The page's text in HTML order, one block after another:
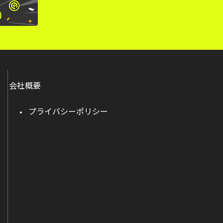
会社概要
プライバシーポリシー